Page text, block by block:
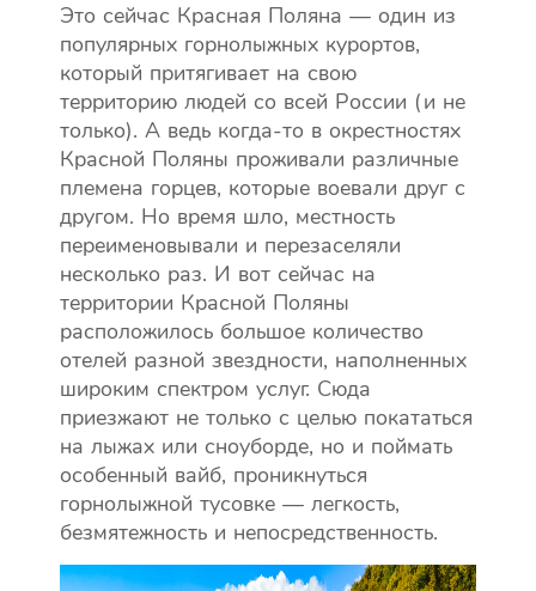
Это сейчас Красная Поляна — один из
популярных горнолыжных курортов,
который притягивает на свою
территорию людей со всей России (и не
только). А ведь когда-то в окрестностях
Красной Поляны проживали различные
племена горцев, которые воевали друг с
другом. Но время шло, местность
переименовывали и перезаселяли
несколько раз. И вот сейчас на
территории Красной Поляны
расположилось большое количество
отелей разной звездности, наполненных
широким спектром услуг. Сюда
приезжают не только с целью покататься
на лыжах или сноуборде, но и поймать
особенный вайб, проникнуться
горнолыжной тусовке — легкость,
безмятежность и непосредственность.